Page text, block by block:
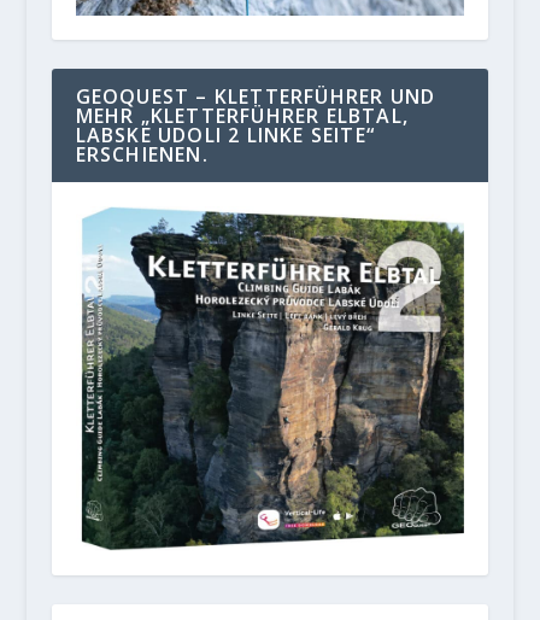
GEOQUEST – KLETTERFÜHRER UND
MEHR „KLETTERFÜHRER ELBTAL,
LABSKE UDOLI 2 LINKE SEITE“
ERSCHIENEN.